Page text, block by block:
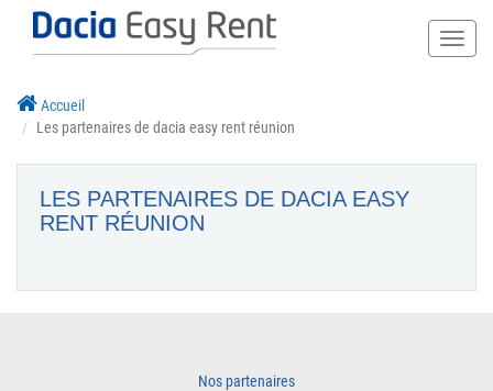
Toggle
Accueil
Les partenaires de dacia easy rent réunion
LES PARTENAIRES DE DACIA EASY
RENT RÉUNION
Nos partenaires